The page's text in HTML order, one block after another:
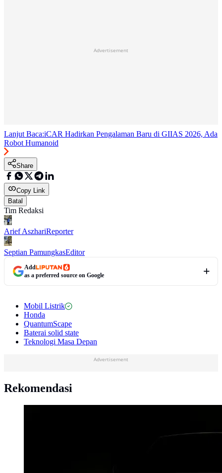
Advertisement
Lanjut Baca:iCAR Hadirkan Pengalaman Baru di GIIAS 2026, Ada
Robot Humanoid
Share
Copy Link
Batal
Tim Redaksi
Arief AszhariReporter
Septian PamungkasEditor
Add
as a preferred source on Google
Mobil Listrik
Honda
QuantumScape
Baterai solid state
Teknologi Masa Depan
Advertisement
Rekomendasi